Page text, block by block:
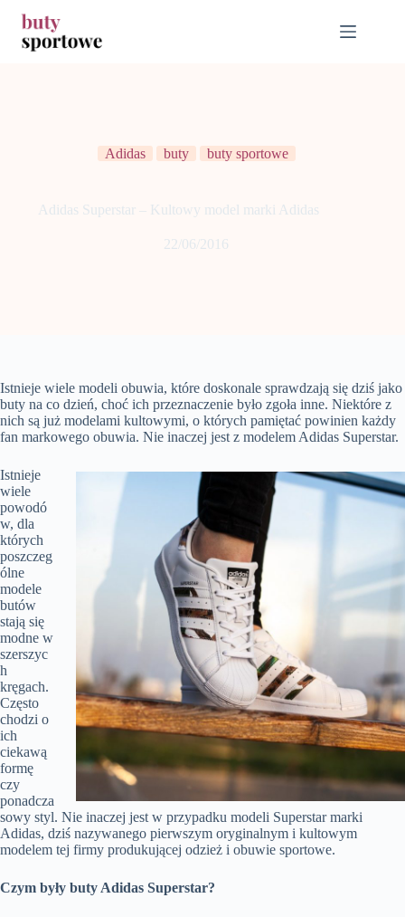
treści
Adidas buty buty sportowe
Adidas Superstar – Kultowy model marki Adidas
22/06/2016
Istnieje wiele modeli obuwia, które doskonale sprawdzają się dziś jako
buty na co dzień, choć ich przeznaczenie było zgoła inne. Niektóre z
nich są już modelami kultowymi, o których pamiętać powinien każdy
fan markowego obuwia. Nie inaczej jest z modelem Adidas Superstar.
Istnieje
wiele
powodó
w, dla
których
poszczeg
ólne
modele
butów
stają się
modne w
szerszyc
h
kręgach.
Często
chodzi o
ich
ciekawą
formę
czy
ponadcza
sowy styl. Nie inaczej jest w przypadku modeli Superstar marki
Adidas, dziś nazywanego pierwszym oryginalnym i kultowym
modelem tej firmy produkującej odzież i obuwie sportowe.
Czym były buty Adidas Superstar?